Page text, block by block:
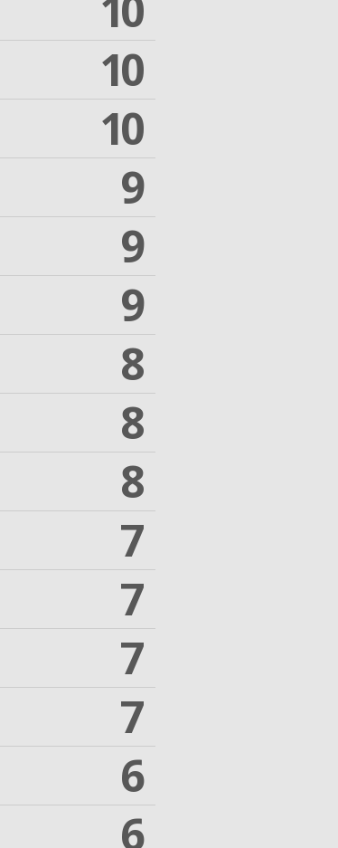
10
10
9
9
9
8
8
8
7
7
7
7
6
6